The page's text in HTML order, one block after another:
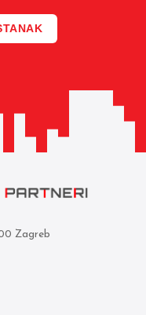
Zagreb